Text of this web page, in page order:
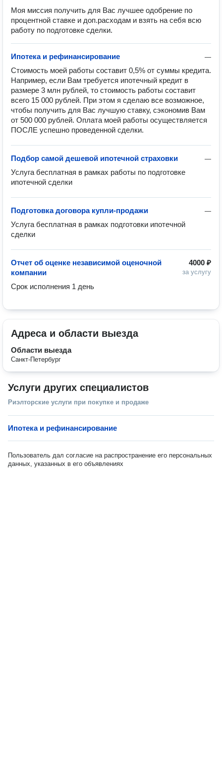
Моя миссия получить для Вас лучшее одобрение по
процентной ставке и доп.расходам и взять на себя всю
работу по подготовке сделки.
—
Ипотека и рефинансирование
Стоимость моей работы составит 0,5% от суммы кредита.
Например, если Вам требуется ипотечный кредит в
размере 3 млн рублей, то стоимость работы составит
всего 15 000 рублей. При этом я сделаю все возможное,
чтобы получить для Вас лучшую ставку, сэкономив Вам
от 500 000 рублей. Оплата моей работы осуществляется
ПОСЛЕ успешно проведенной сделки.
—
Подбор самой дешевой ипотечной страховки
Услуга бесплатная в рамках работы по подготовке
ипотечной сделки
—
Подготовка договора купли-продажи
Услуга бесплатная в рамках подготовки ипотечной
сделки
4000 ₽
за услугу
Отчет об оценке независимой оценочной
компании
Срок исполнения 1 день
Адреса и области выезда
Области выезда
Санкт-Петербург
Услуги других специалистов
Риэлторские услуги при покупке и продаже
Ипотека и рефинансирование
Пользователь дал согласие на распространение его персональных
данных, указанных в его объявлениях